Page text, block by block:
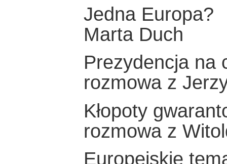
Jedna Europa?
Marta Duch
Prezydencja na
rozmowa z
Kłopoty
rozmowa z
Europejskie